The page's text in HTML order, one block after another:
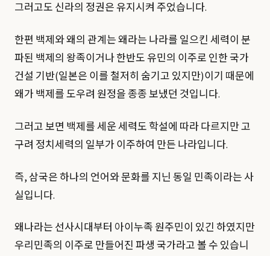
그러고도 신라의 정권은 유지시켜 주었습니다.
한편 백제와 왜의 관계는 왜라는 나라를 일으킨 세력이 분
파된 백제의 왕족이거나 한반도 유민의 이주로 인한 국가
건설 기반(일본은 이를 철저히 숨기고 있지만)이기 때문에
왜가 백제를 도우려 원정을 종종 보냈던 것입니다.
그러고 보면 백제를 세운 세력도 학설에 따라 다르지만 고
구려 정치세력의 일부가 이주하여 만든 나라입니다.
즉, 삼국은 하나의 언어와 문화를 지닌 동일 민족이라는 사
실입니다.
왜나라는 선사시대부터 아이누족 원주민이 있긴 하였지만
우리민족의 이주로 만들어진 파생 국가라고 볼 수 있습니